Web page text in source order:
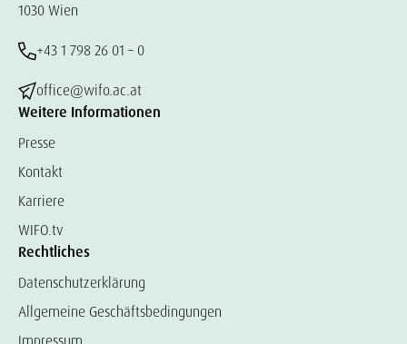
1030 Wien
+43 1 798 26 01 – 0
office@wifo.ac.at
Weitere Informationen
Presse
Kontakt
Karriere
WIFO.tv
Rechtliches
Datenschutzerklärung
Allgemeine Geschäftsbedingungen